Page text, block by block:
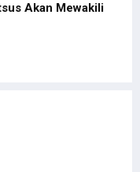
Akan Mewakili